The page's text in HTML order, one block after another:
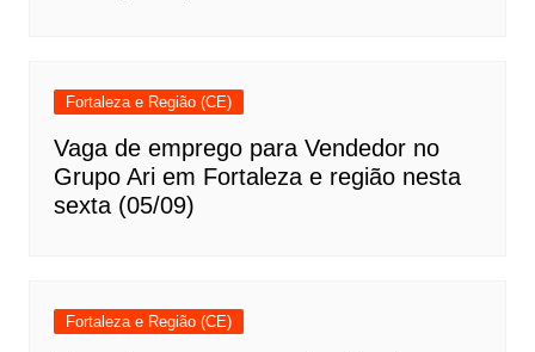
Fortaleza e Região (CE)
Vaga de emprego para Vendedor no
Grupo Ari em Fortaleza e região nesta
sexta (05/09)
Fortaleza e Região (CE)